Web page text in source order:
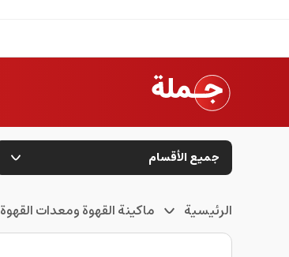
جميع الأقسام
الرئيسية ماكينة القهوة ومعدات القهوة